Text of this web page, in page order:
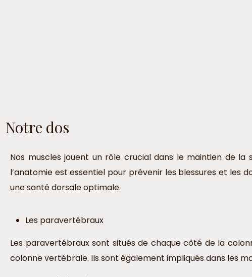
Notre dos
Nos muscles jouent un rôle crucial dans le maintien de
l’anatomie est essentiel pour prévenir les blessures et les
une santé dorsale optimale.
Les paravertébraux
Les paravertébraux sont situés de chaque côté de la
colonne vertébrale. Ils sont également impliqués dans les